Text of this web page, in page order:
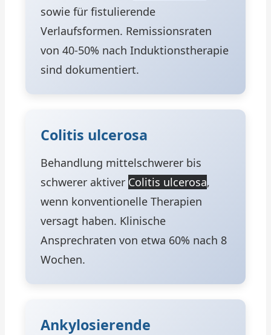
sowie für fistulierende
Verlaufsformen. Remissionsraten
von 40-50% nach Induktionstherapie
sind dokumentiert.
Colitis ulcerosa
Behandlung mittelschwerer bis
schwerer aktiver Colitis ulcerosa,
wenn konventionelle Therapien
versagt haben. Klinische
Ansprechraten von etwa 60% nach 8
Wochen.
Ankylosierende